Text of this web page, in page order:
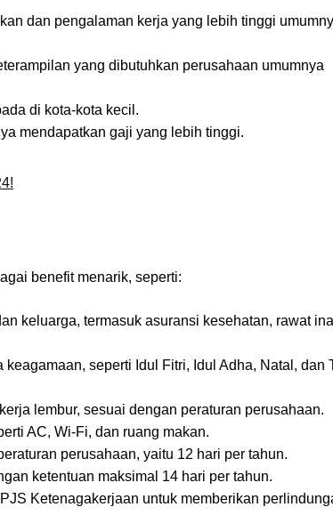
dan pengalaman kerja yang lebih tinggi
yang dibutuhkan perusahaan umumnya
di kota-kota kecil.
mendapatkan gaji yang lebih tinggi.
benefit menarik, seperti:
keluarga, termasuk asuransi kesehatan, rawat
seperti Idul Fitri, Idul Adha, Natal, dan
lembur, sesuai dengan peraturan perusahaan.
AC, Wi-Fi, dan ruang makan.
perusahaan, yaitu 12 hari per tahun.
ketentuan maksimal 14 hari per tahun.
Ketenagakerjaan untuk memberikan